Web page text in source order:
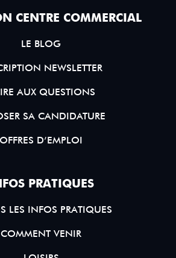
CENTRE COMMERCIAL
LE BLOG
NEWSLETTER
AUX QUESTIONS
SA CANDIDATURE
OFFRES D’EMPLOI
PRATIQUES
LES INFOS PRATIQUES
COMMENT VENIR